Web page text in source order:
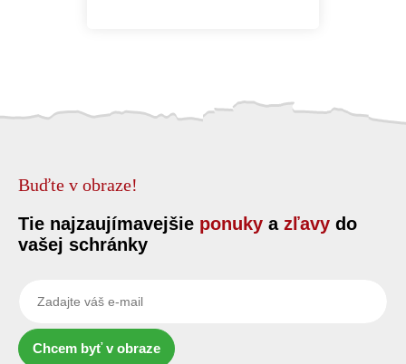
Buďte v obraze!
Tie najzaujímavejšie ponuky a zľavy do
vašej schránky
Chcem byť v obraze